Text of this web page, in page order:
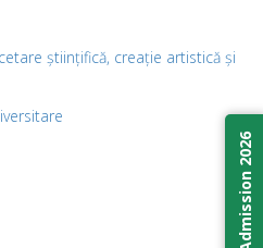
științifică, creație artistică și
Admission 2026